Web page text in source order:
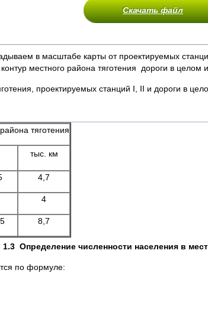
Скачать файл
в масштабе карты от проектируемых
местного района тяготения дороги в целом
проектируемых станций I, II и дороги в
тяготения
тыс. км
4,7
4
8,7
1.3 Определение численности населения в
по формуле: